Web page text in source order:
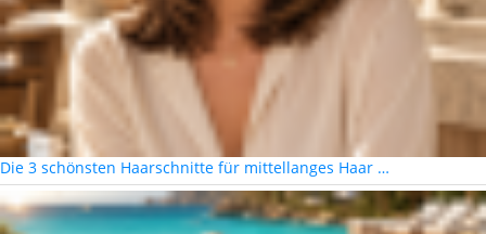
Die 3 schönsten Haarschnitte für mittellanges Haar …